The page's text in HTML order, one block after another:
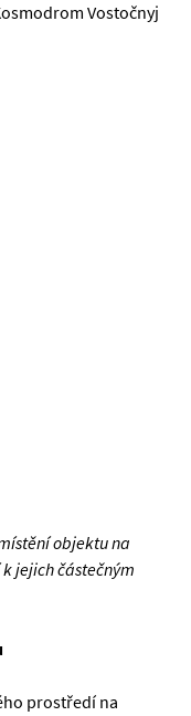
Vostočnyj
objektu na
jejich částečným
prostředí na